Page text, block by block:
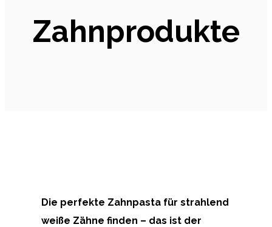
Zahnprodukte
Die perfekte Zahnpasta für strahlend
weiße Zähne finden – das ist der